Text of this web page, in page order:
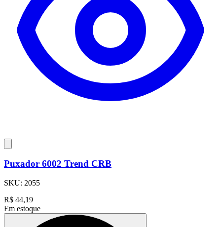
Puxador 6002 Trend CRB
SKU: 2055
R$ 44,19
Em estoque